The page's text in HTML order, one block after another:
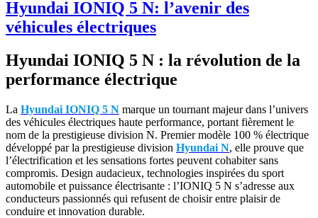
Hyundai IONIQ 5 N: l’avenir des
véhicules électriques
Hyundai IONIQ 5 N : la révolution de la
performance électrique
La Hyundai IONIQ 5 N marque un tournant majeur dans l’univers
des véhicules électriques haute performance, portant fièrement le
nom de la prestigieuse division N. Premier modèle 100 % électrique
développé par la prestigieuse division Hyundai N, elle prouve que
l’électrification et les sensations fortes peuvent cohabiter sans
compromis. Design audacieux, technologies inspirées du sport
automobile et puissance électrisante : l’IONIQ 5 N s’adresse aux
conducteurs passionnés qui refusent de choisir entre plaisir de
conduire et innovation durable.